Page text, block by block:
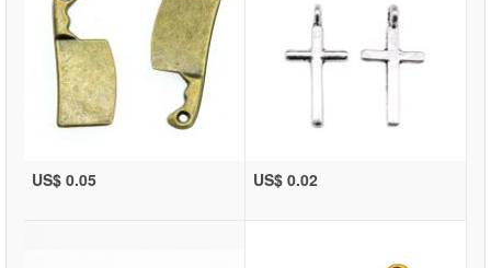
US$ 0.05 US$ 0.02